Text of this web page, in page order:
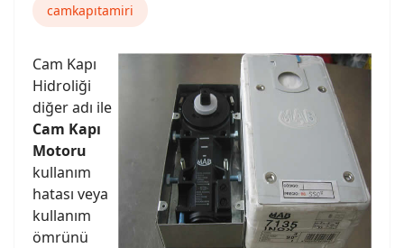
camkapıtamiri
Cam Kapı
Hidroliği
diğer adı ile
Cam Kapı
Motoru
kullanım
hatası veya
kullanım
ömrünü